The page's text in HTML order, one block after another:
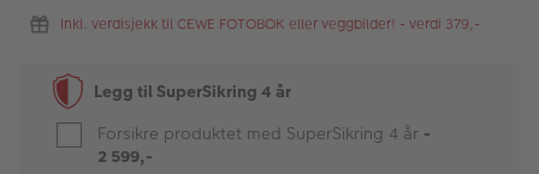
Fotokurs
Butikkoversikt
Inkl. verdisjekk til CEWE FOTOBOK eller veggbilder! - verdi 379,-
Legg til SuperSikring 4 år
Forsikre produktet med SuperSikring 4 år -
2 599,-